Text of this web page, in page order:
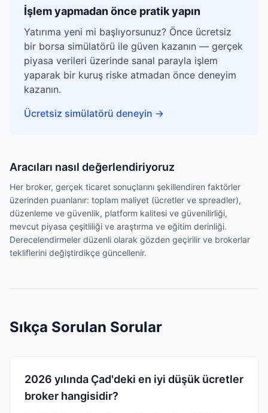
İşlem yapmadan önce pratik yapın
Yatırıma yeni mi başlıyorsunuz? Önce ücretsiz
bir borsa simülatörü ile güven kazanın — gerçek
piyasa verileri üzerinde sanal parayla işlem
yaparak bir kuruş riske atmadan önce deneyim
kazanın.
Ücretsiz simülatörü deneyin →
Aracıları nasıl değerlendiriyoruz
Her broker, gerçek ticaret sonuçlarını şekillendiren faktörler
üzerinden puanlanır: toplam maliyet (ücretler ve spreadler),
düzenleme ve güvenlik, platform kalitesi ve güvenilirliği,
mevcut piyasa çeşitliliği ve araştırma ve eğitim derinliği.
Derecelendirmeler düzenli olarak gözden geçirilir ve brokerlar
tekliflerini değiştirdikçe güncellenir.
Sıkça Sorulan Sorular
2026 yılında Çad'deki en iyi düşük ücretler
broker hangisidir?